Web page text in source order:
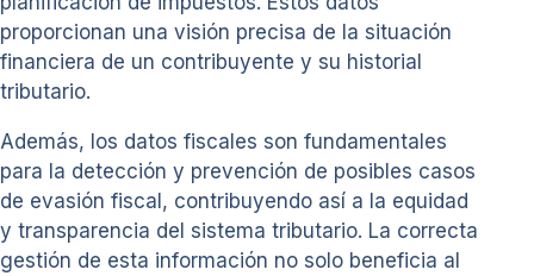
proporcionan una visión precisa de la situación
financiera de un contribuyente y su historial
tributario.
Además, los datos fiscales son fundamentales
para la detección y prevención de posibles casos
de evasión fiscal, contribuyendo así a la equidad
y transparencia del sistema tributario. La correcta
gestión de esta información no solo beneficia al